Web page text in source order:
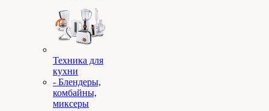
Техника для
кухни
- Блендеры,
комбайны,
миксеры